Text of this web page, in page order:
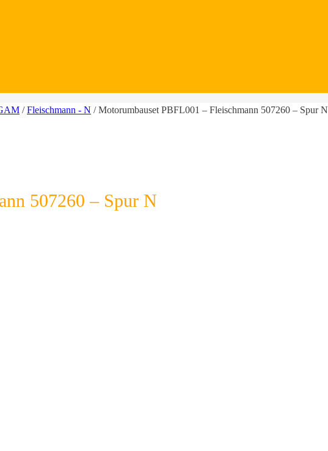
/Fleischmann - N / Motorumbauset PBFL001 – Fleischmann 507260 – Spur N
507260 – Spur N